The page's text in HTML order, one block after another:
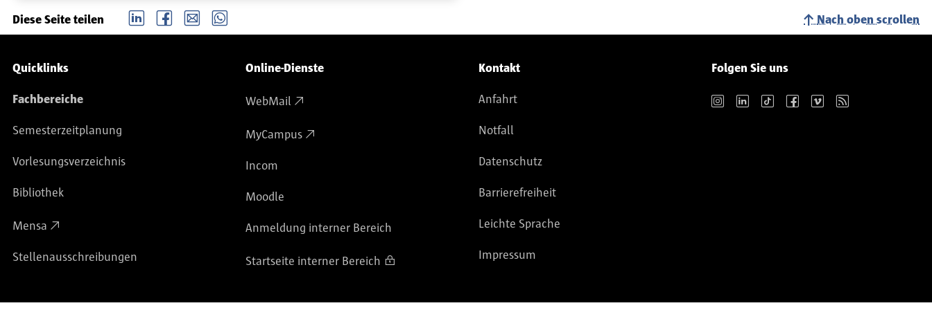
Diese Seite teilen LinkedIn Facebook email Whatsapp Nach oben scrollen
Service-Navigation
Quicklinks
Fachbereiche
Semesterzeitplanung
Vorlesungsverzeichnis
Bibliothek
Mensa
Stellenausschreibungen
Online-Dienste
WebMail
MyCampus
Incom
Moodle
Anmeldung interner Bereich
Startseite interner Bereich
Kontakt
Anfahrt
Notfall
Datenschutz
Barrierefreiheit
Leichte Sprache
Impressum
Folgen Sie uns
Instagram LinkedIn TikTok Facebook Vimeo RSS